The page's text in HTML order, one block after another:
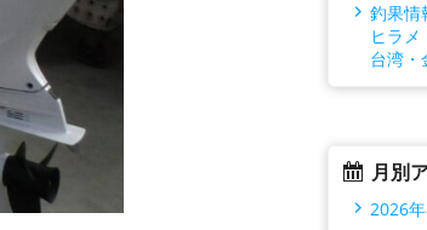
釣果
ヒラ
台湾・
月別
2026